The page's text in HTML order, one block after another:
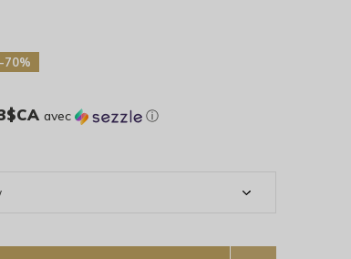
-70%
avec ⓘ